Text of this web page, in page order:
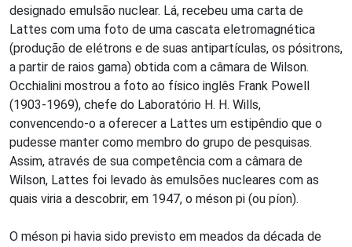
designado emulsão nuclear. Lá, recebeu uma carta de
Lattes com uma foto de uma cascata eletromagnética
(produção de elétrons e de suas antipartículas, os pósitrons,
a partir de raios gama) obtida com a câmara de Wilson.
Occhialini mostrou a foto ao físico inglês Frank Powell
(1903-1969), chefe do Laboratório H. H. Wills,
convencendo-o a oferecer a Lattes um estipêndio que o
pudesse manter como membro do grupo de pesquisas.
Assim, através de sua competência com a câmara de
Wilson, Lattes foi levado às emulsões nucleares com as
quais viria a descobrir, em 1947, o méson pi (ou píon).
O méson pi havia sido previsto em meados da década de